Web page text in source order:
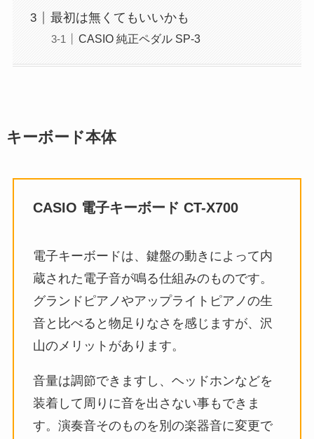
最初は無くてもいいかも
CASIO 純正ペダル SP-3
キーボード本体
CASIO 電子キーボード CT-X700
電子キーボードは、鍵盤の動きによって内
蔵された電子音が鳴る仕組みのものです。
グランドピアノやアップライトピアノの生
音と比べると物足りなさを感じますが、沢
山のメリットがあります。
音量は調節できますし、ヘッドホンなどを
装着して周りに音を出さない事もできま
す。演奏音そのものを別の楽器音に変更で